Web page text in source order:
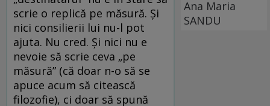
scrie o replică pe măsură. Și
nici consilierii lui nu-l pot
ajuta. Nu cred. Și nici nu e
nevoie să scrie ceva „pe
măsură” (că doar n-o să se
apuce acum să citească
filozofie), ci doar să spună
Ana Maria
SANDU